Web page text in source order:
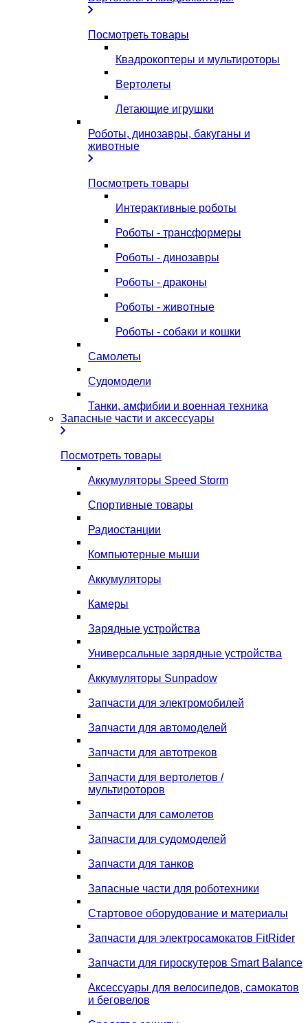
Посмотреть товары
Квадрокоптеры и мультироторы
Вертолеты
Летающие игрушки
Роботы, динозавры, бакуганы и
животные
Посмотреть товары
Интерактивные роботы
Роботы - трансформеры
Роботы - динозавры
Роботы - драконы
Роботы - животные
Роботы - собаки и кошки
Самолеты
Судомодели
Танки, амфибии и военная техника
Запасные части и аксессуары
Посмотреть товары
Аккумуляторы Speed Storm
Спортивные товары
Радиостанции
Компьютерные мыши
Аккумуляторы
Камеры
Зарядные устройства
Универсальные зарядные устройства
Аккумуляторы Sunpadow
Запчасти для электромобилей
Запчасти для автомоделей
Запчасти для автотреков
Запчасти для вертолетов /
мультироторов
Запчасти для самолетов
Запчасти для судомоделей
Запчасти для танков
Запасные части для роботехники
Стартовое оборудование и материалы
Запчасти для электросамокатов FitRider
Запчасти для гироскутеров Smart Balance
Аксессуары для велосипедов, самокатов
и беговелов